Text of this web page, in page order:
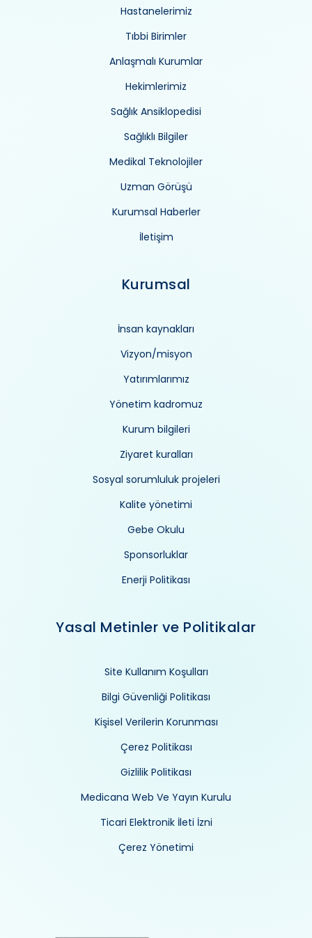
Hastanelerimiz
Tıbbi Birimler
Anlaşmalı Kurumlar
Hekimlerimiz
Sağlık Ansiklopedisi
Sağlıklı Bilgiler
Medikal Teknolojiler
Uzman Görüşü
Kurumsal Haberler
İletişim
Kurumsal
İnsan kaynakları
Vizyon/misyon
Yatırımlarımız
Yönetim kadromuz
Kurum bilgileri
Ziyaret kuralları
Sosyal sorumluluk projeleri
Kalite yönetimi
Gebe Okulu
Sponsorluklar
Enerji Politikası
Yasal Metinler ve Politikalar
Site Kullanım Koşulları
Bilgi Güvenliği Politikası
Kişisel Verilerin Korunması
Çerez Politikası
Gizlilik Politikası
Medicana Web Ve Yayın Kurulu
Ticari Elektronik İleti İzni
Çerez Yönetimi